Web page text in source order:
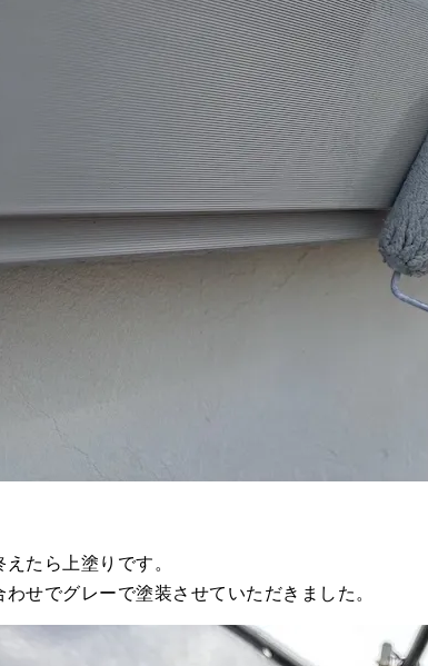
たら上塗りです。
せでグレーで塗装させていただきました。